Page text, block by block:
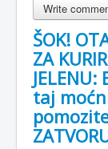
Write
ŠOK!
ZA
taj